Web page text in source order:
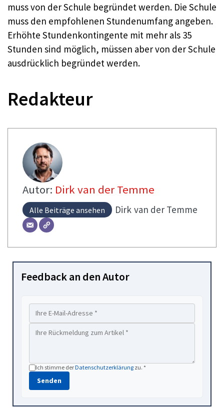
muss von der Schule begründet werden. Die Schule
muss den empfohlenen Stundenumfang angeben.
Erhöhte Stundenkontingente mit mehr als 35
Stunden sind möglich, müssen aber von der Schule
ausdrücklich begründet werden.
Redakteur
Autor: Dirk van der Temme
Alle Beiträge ansehen Dirk van der Temme
Feedback an den Autor
Ich stimme derDatenschutzerklärung zu. *
Senden